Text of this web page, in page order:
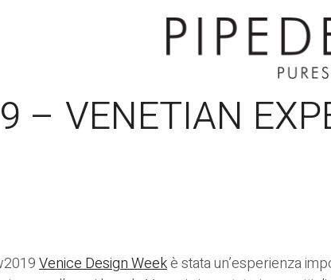
– VENETIAN
Venice Design Weekè stata un’esperienza